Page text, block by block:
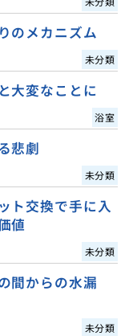
のメカニズム
未分類
大変なことに
浴室
悲劇
未分類
ト交換で手に入
値
未分類
間からの水漏
未分類